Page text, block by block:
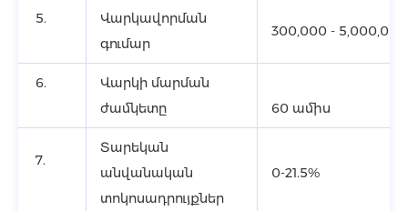
5.
Վարկավորման
գումար
300,000 -
6.
Վարկի մարման
ժամկետը
60 ամիս
7.
Տարեկան
անվանական
տոկոսադրույքներ
0-21.5%